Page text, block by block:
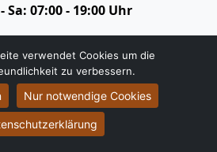
Sa: 07:00 - 19:00 Uhr
verwendet Cookies um die
zu verbessern.
Nur notwendige Cookies